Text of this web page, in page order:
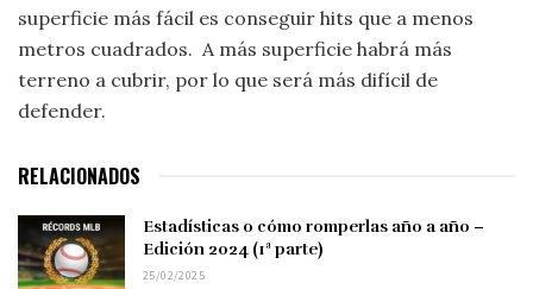
superficie más fácil es conseguir hits que a menos
metros cuadrados. A más superficie habrá más
terreno a cubrir, por lo que será más difícil de
defender.
RELACIONADOS
Estadísticas o cómo romperlas año a año –
Edición 2024 (1ª parte)
25/02/2025